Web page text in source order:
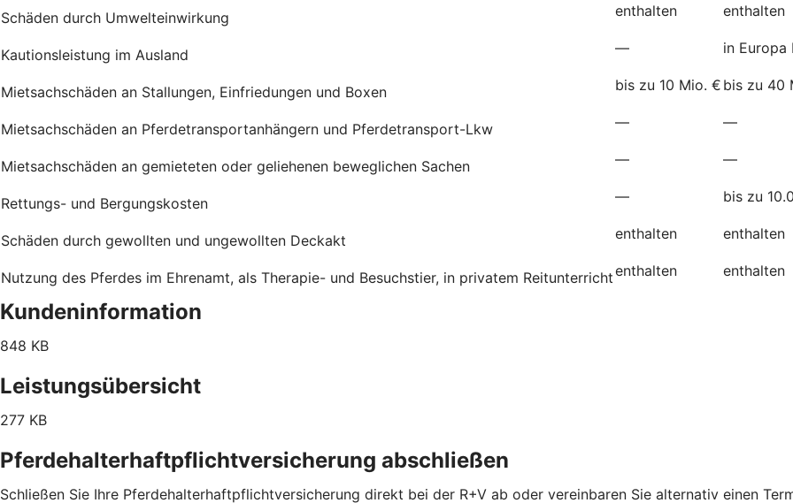
Schäden durch Umwelteinwirkung enthalten enthalten
Kautionsleistung im Ausland — in Europa
Mietsachschäden an Stallungen, Einfriedungen und Boxen bis zu 10 Mio. € bis zu 40
Mietsachschäden an Pferdetransportanhängern und Pferdetransport-Lkw — —
Mietsachschäden an gemieteten oder geliehenen beweglichen Sachen — —
Rettungs- und Bergungskosten — bis zu
Schäden durch gewollten und ungewollten Deckakt enthalten enthalten
Nutzung des Pferdes im Ehrenamt, als Therapie- und Besuchstier, in privatem Reitunterrichtenthalten enthalten
Kundeninformation
848 KB
Leistungsübersicht
277 KB
Pferdehalterhaftpflichtversicherung abschließen
Schließen Sie Ihre Pferdehalterhaftpflichtversicherung direkt bei der R+V ab oder vereinbaren Sie alternativ einen